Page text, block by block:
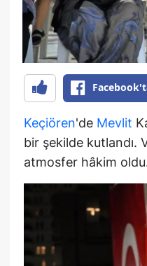
Keçiören'de Mevlit
bir şekilde kutlandı.
atmosfer hâkim